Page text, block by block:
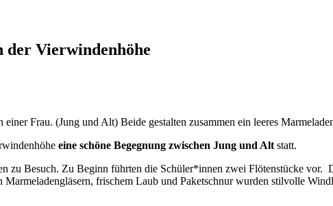
der Vierwindenhöhe
eine schöne Begegnung zwischen Jung und Alt statt.
zu Besuch. Zu Beginn führten die Schüler*innen zwei Flötenstücke vor.
Marmeladengläsern, frischem Laub und Paketschnur wurden stilvolle